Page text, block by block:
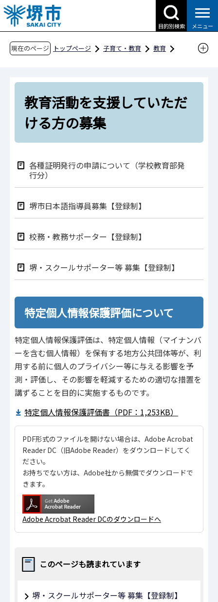
こ
の
ペ
目的別検索 メニュー
現在のページ トップページ 子育て・教育
教育
教育活動を支援していただける方の募集
教育活動を支援していただ
ける方の募集
各種証明発行の申請について（学校教育部発
行分）
堺市日本語指導員募集【登録制】
校務・教務サポーター【登録制】
堺・スクールサポーター等 募集【登録制】
特定個人情報保護評価について
特定個人情報保護評価は、特定個人情報（マイナンバ
ーを含む個人情報）を保有する地方公共団体等が、利
用する前に個人のプライバシー等に与える影響を予
測・評価し、その影響を軽減するための適切な措置を
講ずることを目的に実施するものです。
特定個人情報保護評価書（PDF：1,253KB）
PDF形式のファイルを開けない場合は、Adobe Acrobat
Reader DC（旧Adobe Reader）をダウンロードしてく
ださい。
お持ちでない方は、Adobe社から無償でダウンロードで
きます。
Adobe Acrobat Reader DCのダウンロードへ
このページも読まれています
堺・スクールサポーター等 募集【登録制】